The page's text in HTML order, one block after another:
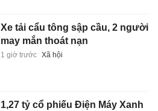
Xe tải cẩu tông sập cầu, 2 người
may mắn thoát nạn
1 giờ trước Xã hội
1,27 tỷ cổ phiếu Điện Máy Xanh